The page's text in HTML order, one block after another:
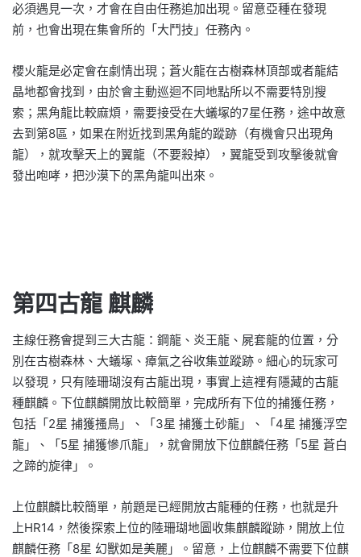
必須遇見一次，才會在自由任務追加出現。留意亞種在發現
前，也會出現在集會所的「大鬥技」任務內。
櫻火龍是必定會在劇情出現；蒼火龍在古樹森林頂部或者龍結
晶地都會找到，由於會主動巡迴不同地點所以不需要特別搜
索；黑角龍比較麻煩，需要接受在大蟻塚的7星任務，途中故意
去到第8區，如果在附近找到黑角龍的蹤跡（有機會只出現角
龍），就攻擊天上的翼龍（不要殺掉），翼龍受到攻擊後就會
發出咆哮，把沙漠下的黑角龍叫出來。
第四古龍 麒麟
主線任務會提到三大古龍：鋼龍、炎王龍、屍套龍的位置，分
別在古樹森林、大蟻塚、瘴氣之谷收集並蹤跡。細心的玩家可
以發現，只有陸珊瑚沒有古龍出現，事實上這裡有隱藏的古龍
種麒麟。下位麒麟開放比較簡單，完成所有下位的捕獲任務，
包括「2星 捕獲搔鳥」、「3星 捕獲土砂龍」、「4星 捕獲浮空
龍」、「5星 捕獲慘爪龍」，就會開放下位麒麟任務「5星 蒼白
之蹄的旋律」。
上位麒麟比較簡單，前題是已經開放古龍種的任務，也就是升
上HR14，然後探索上位的陸珊瑚地圖收集麒麟蹤跡，開放上位
麒麟任務「8星 幻獸如是美麗」。留意，上位麒麟不需要下位麒